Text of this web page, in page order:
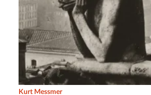
Kurt Messmer